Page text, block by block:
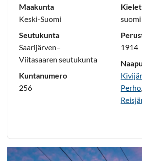
Maakunta
Keski-Suomi
Seutukunta
Saarijärven–
Viitasaaren seutukunta
Kuntanumero
256
Kielet
suomi
1914
Perho